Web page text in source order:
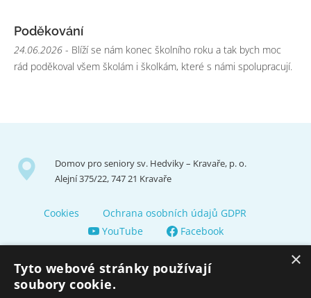
Poděkování
24.06.2026 - Blíží se nám konec školního roku a tak bych moc
rád poděkoval všem školám i školkám, které s námi spolupracují.
Domov pro seniory sv. Hedviky – Kravaře, p. o.
Alejní 375/22, 747 21 Kravaře
Cookies
Ochrana osobních údajů GDPR
YouTube
Facebook
×
Tyto webové stránky používají
soubory cookie.